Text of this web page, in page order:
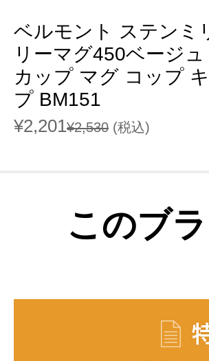
ベルモント ステンミ
リーマグ450ベージ
カップ マグ コップ
プ BM151
¥2,201¥2,530 (税込)
このブ